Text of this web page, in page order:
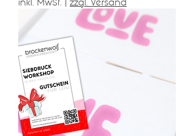
inkl. MwSt. zzgl. Versand